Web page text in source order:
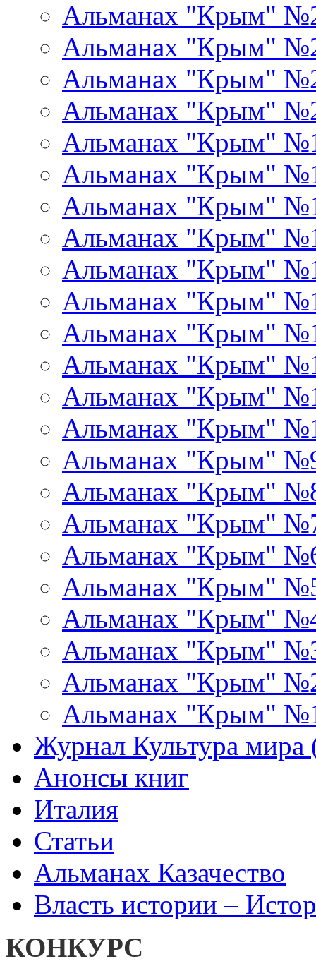
Альманах "Крым"
Альманах "Крым"
Альманах "Крым"
Альманах "Крым"
Альманах "Крым"
Альманах "Крым"
Альманах "Крым"
Альманах "Крым"
Альманах "Крым"
Альманах "Крым"
Альманах "Крым"
Альманах "Крым"
Альманах "Крым"
Альманах "Крым"
Альманах "Крым"
Альманах "Крым"
Альманах "Крым"
Альманах "Крым"
Альманах "Крым"
Альманах "Крым"
Альманах "Крым"
Альманах "Крым"
Альманах "Крым"
Журнал Культура
Анонсы книг
Италия
Статьи
Альманах Казачество
Власть истории –
КОНКУРС